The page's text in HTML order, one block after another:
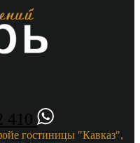
410
гостиницы "Кавказ",